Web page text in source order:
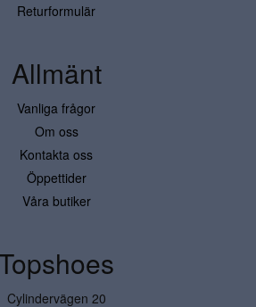
Returformulär
Allmänt
Vanliga frågor
Om oss
Kontakta oss
Öppettider
Våra butiker
Cylindervägen 20